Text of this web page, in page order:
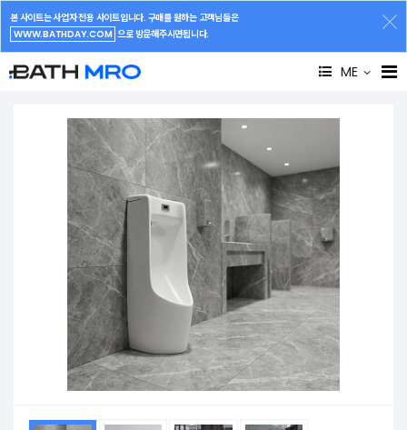
본 사이트는 사업자 전용 사이트입니다. 구매를 원하는 고객님들은
WWW.BATHDAY.COM 으로 방문해주시면됩니다.
ME